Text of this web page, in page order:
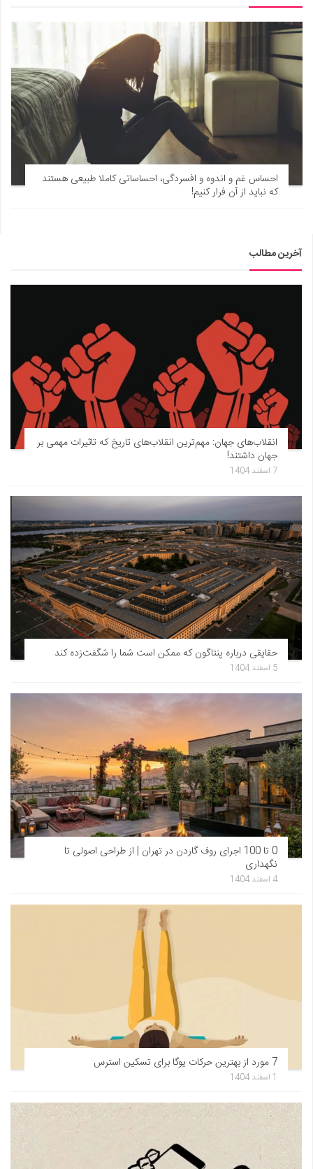
احساس غم و اندوه و افسردگی، احساساتی کاملا طبیعی هستند
که نباید از آن فرار کنیم!
آخرین مطالب
انقلاب‌های جهان: مهم‌ترین انقلاب‌های تاریخ که تاثیرات مهمی بر
جهان داشتند!
7 اسفند 1404
حقایقی درباره پنتاگون که ممکن است شما را شگفت‌زده کند
5 اسفند 1404
0 تا 100 اجرای روف گاردن در تهران | از طراحی اصولی تا
نگهداری
4 اسفند 1404
7 مورد از بهترین حرکات یوگا برای تسکین استرس
1 اسفند 1404